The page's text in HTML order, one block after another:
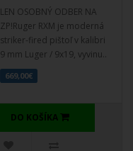
LEN OSOBNÝ ODBER NA
ZP!Ruger RXM je moderná
striker-fired pištoľ v kalibri
9 mm Luger / 9x19, vyvinu..
669,00€
DO KOŠÍKA